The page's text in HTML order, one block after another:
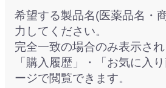
希望する製品名(医薬品名・
力してください。
完全一致の場合のみ表示され
「購入履歴」・「お気に入
ージで閲覧できます。